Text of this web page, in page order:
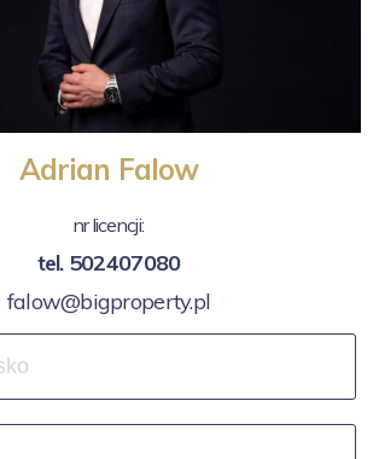
Adrian Falow
nr licencji:
tel. 502407080
falow@bigproperty.pl